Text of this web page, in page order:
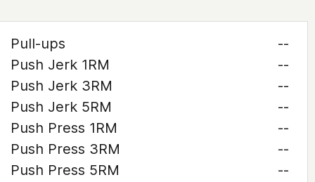
Pull-ups
--
Push Jerk 1RM
--
Push Jerk 3RM
--
Push Jerk 5RM
--
Push Press 1RM
--
Push Press 3RM
--
Push Press 5RM
--